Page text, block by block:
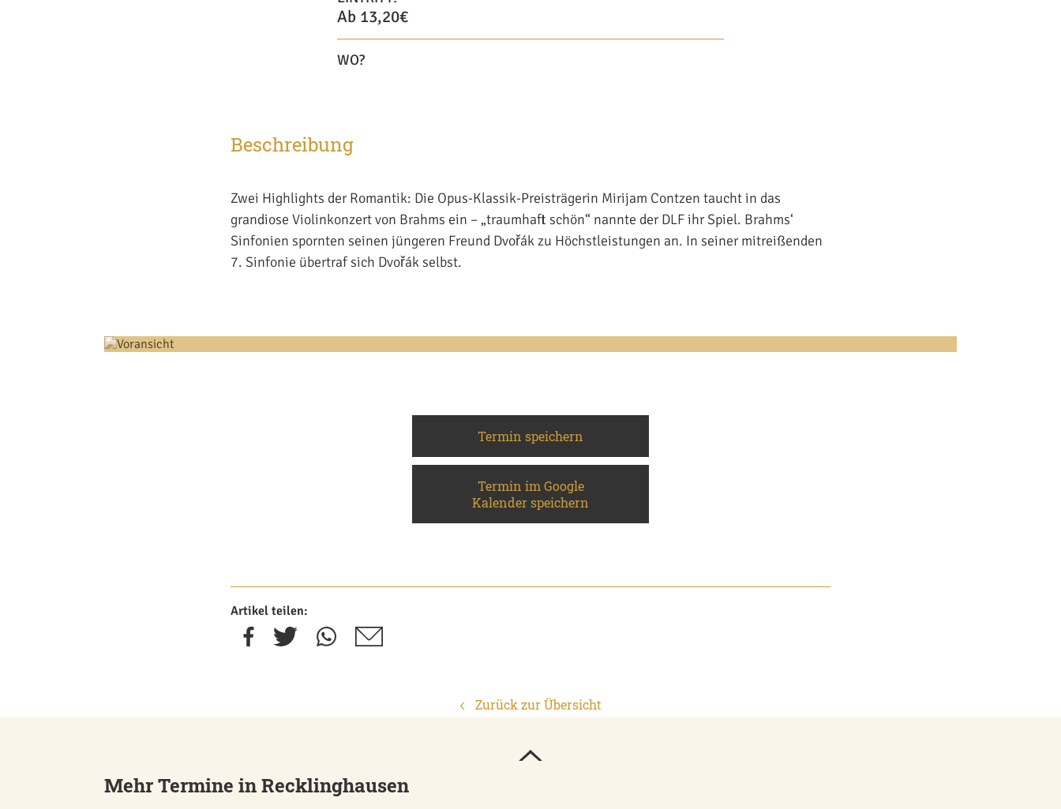
Ab 13,20€
WO?
Beschreibung
Zwei Highlights der Romantik: Die Opus-Klassik-Preisträgerin Mirijam Contzen taucht in das
grandiose Violinkonzert von Brahms ein – „traumhaft schön“ nannte der DLF ihr Spiel. Brahms‘
Sinfonien spornten seinen jüngeren Freund Dvořák zu Höchstleistungen an. In seiner mitreißenden
7. Sinfonie übertraf sich Dvořák selbst.
Termin speichern
Termin im Google
Kalender speichern
Artikel teilen:
Zurück zur Übersicht
Mehr Termine in Recklinghausen